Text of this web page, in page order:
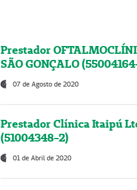
Prestador
SÃO GONÇALO
07 de Agosto de 2020
Prestador Clínica Itaipú
(51004348-2)
01 de Abril de 2020